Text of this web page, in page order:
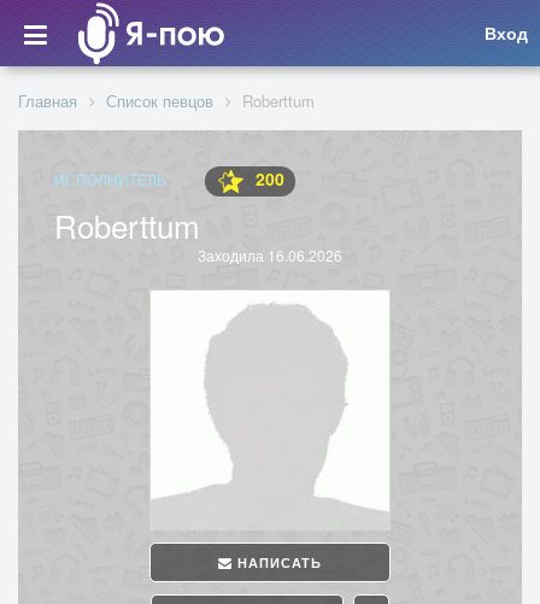
Вход
Главная Список певцов Roberttum
ИСПОЛНИТЕЛЬ 200
Roberttum
Заходила 16.06.2026
НАПИСАТЬ